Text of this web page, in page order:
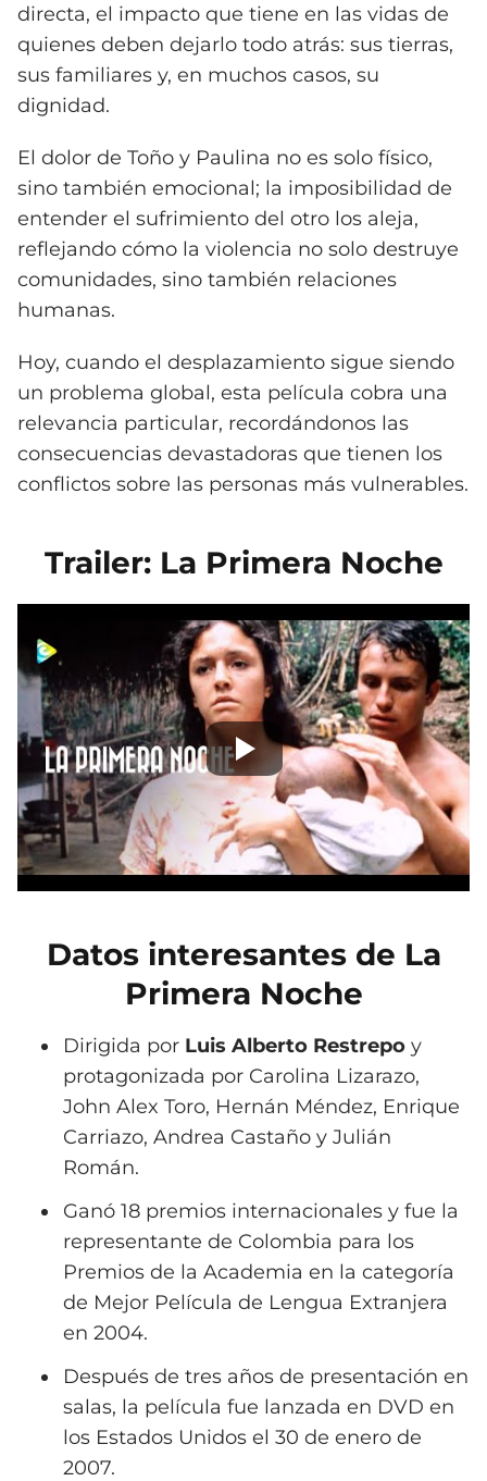
directa, el impacto que tiene en las vidas de
quienes deben dejarlo todo atrás: sus tierras,
sus familiares y, en muchos casos, su
dignidad.
El dolor de Toño y Paulina no es solo físico,
sino también emocional; la imposibilidad de
entender el sufrimiento del otro los aleja,
reflejando cómo la violencia no solo destruye
comunidades, sino también relaciones
humanas.
Hoy, cuando el desplazamiento sigue siendo
un problema global, esta película cobra una
relevancia particular, recordándonos las
consecuencias devastadoras que tienen los
conflictos sobre las personas más vulnerables.
Trailer: La Primera Noche
Datos interesantes de La
Primera Noche
Dirigida por Luis Alberto Restrepo y
protagonizada por Carolina Lizarazo,
John Alex Toro, Hernán Méndez, Enrique
Carriazo, Andrea Castaño y Julián
Román.
Ganó 18 premios internacionales y fue la
representante de Colombia para los
Premios de la Academia en la categoría
de Mejor Película de Lengua Extranjera
en 2004.
Después de tres años de presentación en
salas, la película fue lanzada en DVD en
los Estados Unidos el 30 de enero de
2007.